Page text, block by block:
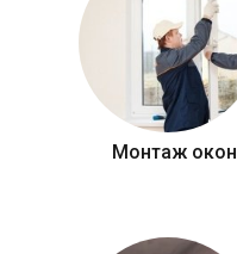
Монтаж окон